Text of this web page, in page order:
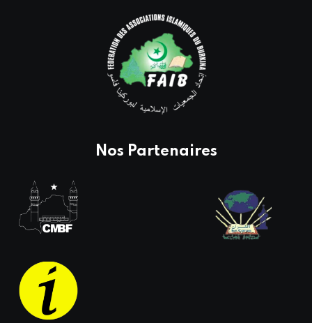
Nos Partenaires